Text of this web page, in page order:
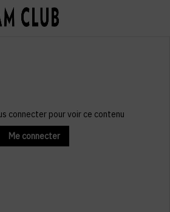
connecter pour voir ce contenu
Me connecter